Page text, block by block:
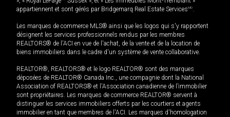
appartiennent et sont gérés par Bridgemarq Real Estate ServicesMD.
Les marques de commerce MLS® ainsi que les logos qui s'y rapportent
désignent les services professionnels rendus par les membres
REALTORS® de l'ACI en vue de l'achat, de la vente et de la location de
biens immobiliers dans le cadre d'un système de vente collaborative.
REALTOR®, REALTORS® et le logo REALTOR® sont des marques
déposées de REALTOR® Canada Inc., une compagnie dont la National
Association of REALTORS® et l'Association canadienne de l’immobilier
sont propriétaires. Les marques de commerce REALTOR® servent à
distinguer les services immobiliers offerts par les courtiers et agents
immobilier en tant que membres de l'ACI. Les marques d'homologation